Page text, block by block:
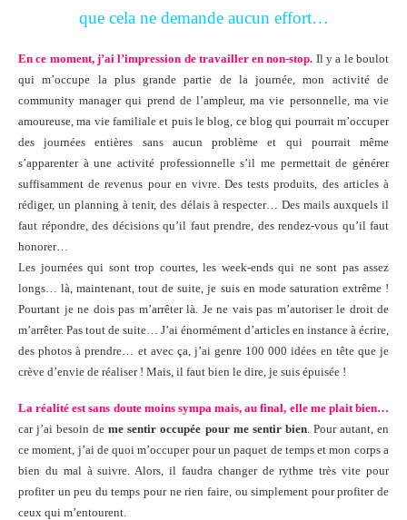
que cela ne demande aucun effort…
En ce moment, j’ai l’impression de travailler en non-stop. Il y a le boulot
qui m’occupe la plus grande partie de la journée, mon activité de
community manager qui prend de l’ampleur, ma vie personnelle, ma vie
amoureuse, ma vie familiale et puis le blog, ce blog qui pourrait m’occuper
des journées entières sans aucun problème et qui pourrait même
s’apparenter à une activité professionnelle s’il me permettait de générer
suffisamment de revenus pour en vivre. Des tests produits, des articles à
rédiger, un planning à tenir, des délais à respecter… Des mails auxquels il
faut répondre, des décisions qu’il faut prendre, des rendez-vous qu’il faut
honorer…
Les journées qui sont trop courtes, les week-ends qui ne sont pas assez
longs… là, maintenant, tout de suite, je suis en mode saturation extrême !
Pourtant je ne dois pas m’arrêter là. Je ne vais pas m’autoriser le droit de
m’arrêter. Pas tout de suite… J’ai énormément d’articles en instance à écrire,
des photos à prendre… et avec ça, j’ai genre 100 000 idées en tête que je
crève d’envie de réaliser ! Mais, il faut bien le dire, je suis épuisée !
La réalité est sans doute moins sympa mais, au final, elle me plait bien…
car j’ai besoin deme sentir occupée pour me sentir bien. Pour autant, en
ce moment, j’ai de quoi m’occuper pour un paquet de temps et mon corps a
bien du mal à suivre. Alors, il faudra changer de rythme très vite pour
profiter un peu du temps pour ne rien faire, ou simplement pour profiter de
ceux qui m’entourent.